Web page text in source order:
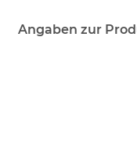
Angaben zur